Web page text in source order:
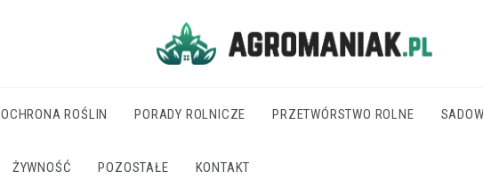
OCHRONA ROŚLIN PORADY ROLNICZE PRZETWÓRSTWO ROLNE
ŻYWNOŚĆ POZOSTAŁE KONTAKT